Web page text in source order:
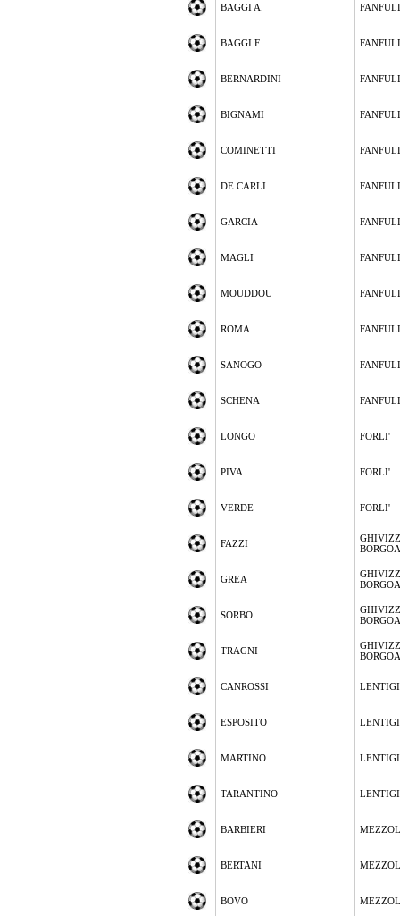
BAGGI A.
BAGGI F.
BERNARDINI
BIGNAMI
COMINETTI
DE CARLI
GARCIA
MAGLI
MOUDDOU
ROMA
SANOGO
SCHENA
LONGO FORLI'
PIVA FORLI'
VERDE FORLI'
FAZZI
GREA
SORBO
TRAGNI
CANROSSI
ESPOSITO
MARTINO
TARANTINO
BARBIERI
BERTANI
BOVO